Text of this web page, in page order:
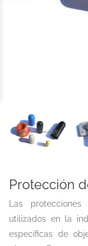
Protección
Las
utilizados en la
específicas de